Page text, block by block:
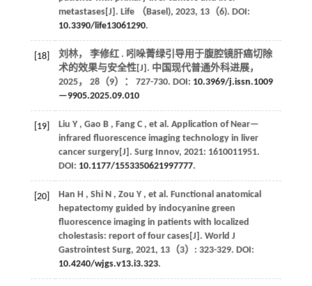
metastases[J]. Life （Basel), 2023, 13（6). DOI:
10.3390/life13061290.
[18]
刘林， 李修红 . 吲哚菁绿引导用于腹腔镜肝癌切除
术的效果与安全性[J]. 中国现代普通外科进展，
2025， 28（9）： 727-730. DOI: 10.3969/j.issn.1009
—9905.2025.09.010
[19] Liu Y , Gao B , Fang C , et al. Application of Near—
infrared fluorescence imaging technology in liver
cancer surgery[J]. Surg Innov, 2021: 1610011951.
DOI: 10.1177/1553350621997777.
[20] Han H , Shi N , Zou Y , et al. Functional anatomical
hepatectomy guided by indocyanine green
fluorescence imaging in patients with localized
cholestasis: report of four cases[J]. World J
Gastrointest Surg, 2021, 13（3）: 323-329. DOI:
10.4240/wjgs.v13.i3.323.